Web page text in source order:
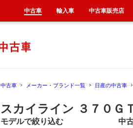
中古車 メーカー・ブランド一覧 日産の中古車
スカイライン ３７０Ｇ
モデルで絞り込む 中
中古車 輸入車 中古車販売店